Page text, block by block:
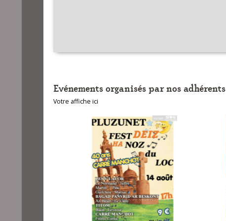
Evénements organisés par nos adhérents
Votre affiche ici